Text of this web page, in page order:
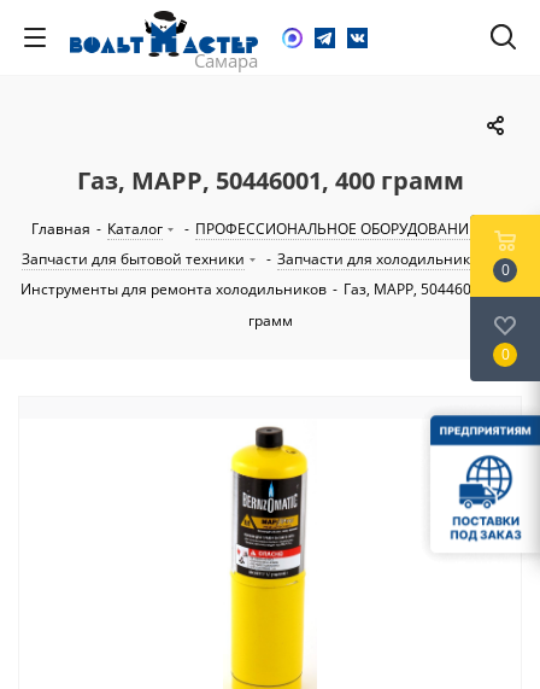
Газ, MAPP, 50446001, 400 грамм
Главная - Каталог - ПРОФЕССИОНАЛЬНОЕ ОБОРУДОВАНИЕ
-
Запчасти для бытовой техники
- Запчасти для холодильников
-
Инструменты для ремонта холодильников - Газ, MAPP, 50446001, 400
грамм
0
0